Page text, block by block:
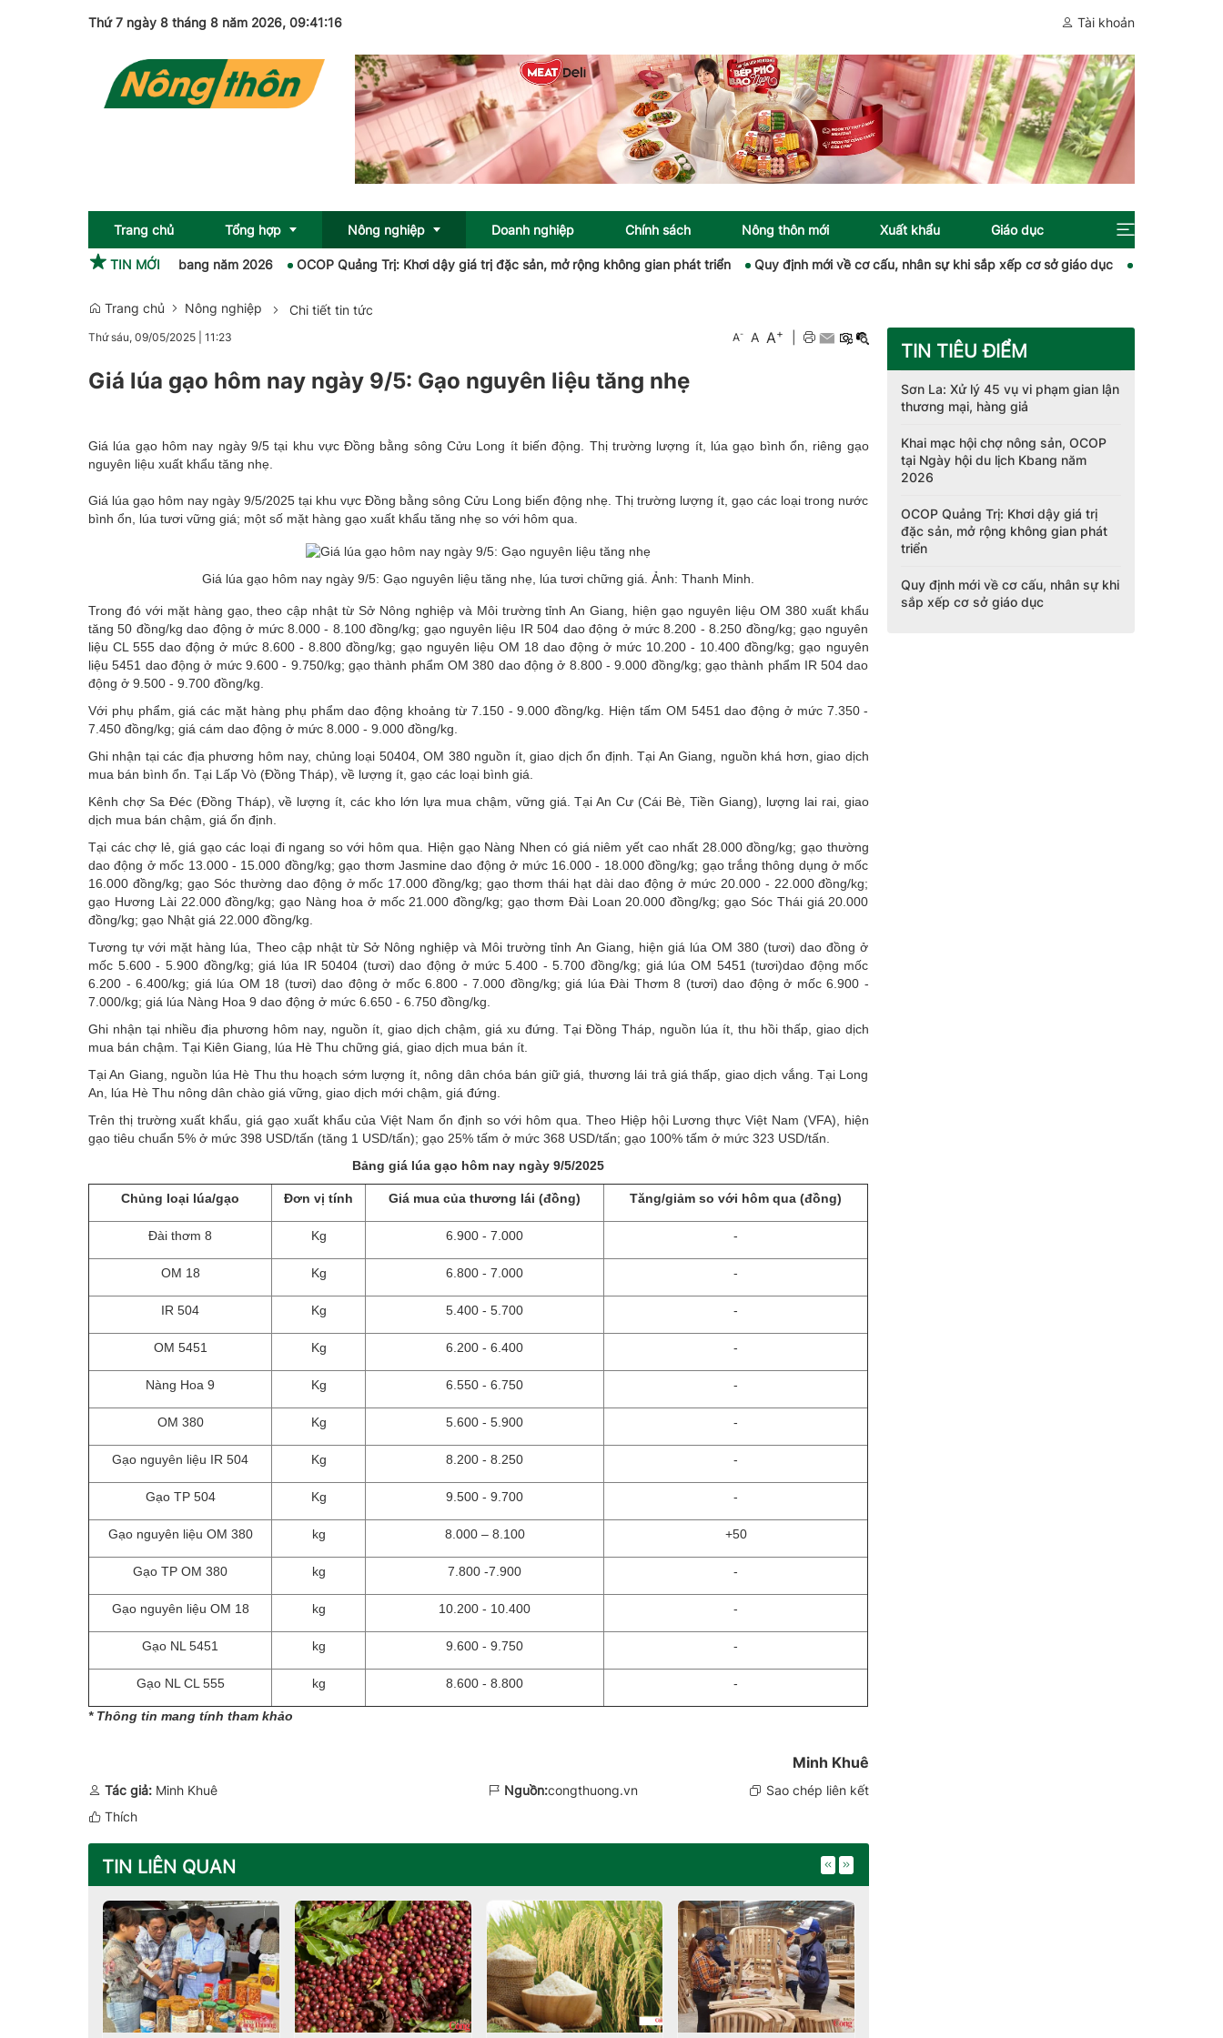
Thứ 7 ngày 8 tháng 8 năm 2026, 09:41:16 Tài khoản
Trang chủ Tổng hợp
Sức khỏe
Giải trí
Nông nghiệp
OCOP
Doanh nghiệp Chính sách Nông thôn mới Xuất khẩu Giáo dục
tại Ngày hội du lịch Kbang năm 2026 OCOP Quảng Trị: Khơi dậy giá trị đặc sản, mở rộng không gian phát triển Quy định mới về cơ cấu, nhân sự khi sắp xếp cơ sở giáo dục Giá cà phê giảm
TIN MỚI
Trang chủ Nông nghiệp Chi tiết tin tức
Thứ sáu, 09/05/2025 11:23 A- A A+
Giá lúa gạo hôm nay ngày 9/5: Gạo nguyên liệu tăng nhẹ
Giá lúa gạo hôm nay ngày 9/5 tại khu vực Đồng bằng sông Cửu Long ít biến động. Thị trường lượng ít, lúa gạo bình ổn, riêng gạo
nguyên liệu xuất khẩu tăng nhẹ.
Giá lúa gạo hôm nay ngày 9/5/2025 tại khu vực Đồng bằng sông Cửu Long biến động nhẹ. Thị trường lượng ít, gạo các loại trong nước
bình ổn, lúa tươi vững giá; một số mặt hàng gạo xuất khẩu tăng nhẹ so với hôm qua.
Giá lúa gạo hôm nay ngày 9/5: Gạo nguyên liệu tăng nhẹ, lúa tươi chững giá. Ảnh: Thanh Minh.
Trong đó với mặt hàng gạo, theo cập nhật từ Sở Nông nghiệp và Môi trường tỉnh An Giang, hiện gạo nguyên liệu OM 380 xuất khẩu
tăng 50 đồng/kg dao động ở mức 8.000 - 8.100 đồng/kg; gạo nguyên liệu IR 504 dao động ở mức 8.200 - 8.250 đồng/kg; gạo nguyên
liệu CL 555 dao động ở mức 8.600 - 8.800 đồng/kg; gạo nguyên liệu OM 18 dao động ở mức 10.200 - 10.400 đồng/kg; gạo nguyên
liệu 5451 dao động ở mức 9.600 - 9.750/kg; gạo thành phẩm OM 380 dao động ở 8.800 - 9.000 đồng/kg; gạo thành phẩm IR 504 dao
động ở 9.500 - 9.700 đồng/kg.
Với phụ phẩm, giá các mặt hàng phụ phẩm dao động khoảng từ 7.150 - 9.000 đồng/kg. Hiện tấm OM 5451 dao động ở mức 7.350 -
7.450 đồng/kg; giá cám dao động ở mức 8.000 - 9.000 đồng/kg.
Ghi nhận tại các địa phương hôm nay, chủng loại 50404, OM 380 nguồn ít, giao dịch ổn định. Tại An Giang, nguồn khá hơn, giao dịch
mua bán bình ổn. Tại Lấp Vò (Đồng Tháp), về lượng ít, gạo các loại bình giá.
Kênh chợ Sa Đéc (Đồng Tháp), về lượng ít, các kho lớn lựa mua chậm, vững giá. Tại An Cư (Cái Bè, Tiền Giang), lượng lai rai, giao
dịch mua bán chậm, giá ổn định.
Tại các chợ lẻ, giá gạo các loại đi ngang so với hôm qua. Hiện gạo Nàng Nhen có giá niêm yết cao nhất 28.000 đồng/kg; gạo thường
dao động ở mốc 13.000 - 15.000 đồng/kg; gạo thơm Jasmine dao động ở mức 16.000 - 18.000 đồng/kg; gạo trắng thông dụng ở mốc
16.000 đồng/kg; gạo Sóc thường dao động ở mốc 17.000 đồng/kg; gạo thơm thái hạt dài dao động ở mức 20.000 - 22.000 đồng/kg;
gạo Hương Lài 22.000 đồng/kg; gạo Nàng hoa ở mốc 21.000 đồng/kg; gạo thơm Đài Loan 20.000 đồng/kg; gạo Sóc Thái giá 20.000
đồng/kg; gạo Nhật giá 22.000 đồng/kg.
Tương tự với mặt hàng lúa, Theo cập nhật từ Sở Nông nghiệp và Môi trường tỉnh An Giang, hiện giá lúa OM 380 (tươi) dao đồng ở
mốc 5.600 - 5.900 đồng/kg; giá lúa IR 50404 (tươi) dao động ở mức 5.400 - 5.700 đồng/kg; giá lúa OM 5451 (tươi)dao động mốc
6.200 - 6.400/kg; giá lúa OM 18 (tươi) dao động ở mốc 6.800 - 7.000 đồng/kg; giá lúa Đài Thơm 8 (tươi) dao động ở mốc 6.900 -
7.000/kg; giá lúa Nàng Hoa 9 dao động ở mức 6.650 - 6.750 đồng/kg.
Ghi nhận tại nhiều địa phương hôm nay, nguồn ít, giao dịch chậm, giá xu đứng. Tại Đồng Tháp, nguồn lúa ít, thu hồi thấp, giao dịch
mua bán chậm. Tại Kiên Giang, lúa Hè Thu chững giá, giao dịch mua bán ít.
Tại An Giang, nguồn lúa Hè Thu thu hoạch sớm lượng ít, nông dân chóa bán giữ giá, thương lái trả giá thấp, giao dịch vắng. Tại Long
An, lúa Hè Thu nông dân chào giá vững, giao dịch mới chậm, giá đứng.
Trên thị trường xuất khẩu,giá gạo xuất khẩu của Việt Nam ổn định so với hôm qua. Theo Hiệp hội Lương thực Việt Nam (VFA), hiện
gạo tiêu chuẩn 5% ở mức 398 USD/tấn (tăng 1 USD/tấn); gạo 25% tấm ở mức 368 USD/tấn; gạo 100% tấm ở mức 323 USD/tấn.
Bảng giá lúa gạo hôm nay ngày 9/5/2025
Chủng loại lúa/gạo Đơn vị tính Giá mua của thương lái (đồng) Tăng/giảm so với hôm qua (đồng)
Đài thơm 8 Kg 6.900 - 7.000 -
OM 18 Kg 6.800 - 7.000 -
IR 504 Kg 5.400 - 5.700 -
OM 5451 Kg 6.200 - 6.400 -
Nàng Hoa 9 Kg 6.550 - 6.750 -
OM 380 Kg 5.600 - 5.900 -
Gạo nguyên liệu IR 504 Kg 8.200 - 8.250 -
Gạo TP 504 Kg 9.500 - 9.700 -
Gạo nguyên liệu OM 380 kg 8.000 – 8.100 +50
Gạo TP OM 380 kg 7.800 -7.900 -
Gạo nguyên liệu OM 18 kg 10.200 - 10.400 -
Gạo NL 5451 kg 9.600 - 9.750 -
Gạo NL CL 555 kg 8.600 - 8.800 -
* Thông tin mang tính tham khảo
Minh Khuê
Tác giả: Minh Khuê Nguồn:congthuong.vn
Sao chép liên kết
Thích
TIN LIÊN QUAN
TIN TIÊU ĐIỂM
Sơn La: Xử lý 45 vụ vi phạm gian lận
thương mại, hàng giả
Khai mạc hội chợ nông sản, OCOP
tại Ngày hội du lịch Kbang năm
2026
OCOP Quảng Trị: Khơi dậy giá trị
đặc sản, mở rộng không gian phát
triển
Quy định mới về cơ cấu, nhân sự khi
sắp xếp cơ sở giáo dục